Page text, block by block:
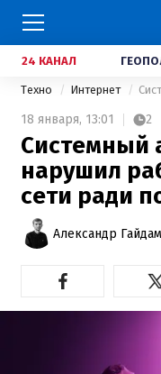
24 КАНАЛ
Техно Интернет
18 января, 13:01 2
Системный
нарушил
сети ради
Александр